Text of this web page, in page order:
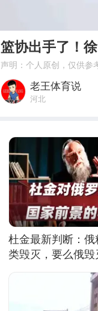
篮协出手了！
声明：个人原创，仅供参
老王体育说
河北
杜金最新判断：俄
类毁灭，要么俄毁